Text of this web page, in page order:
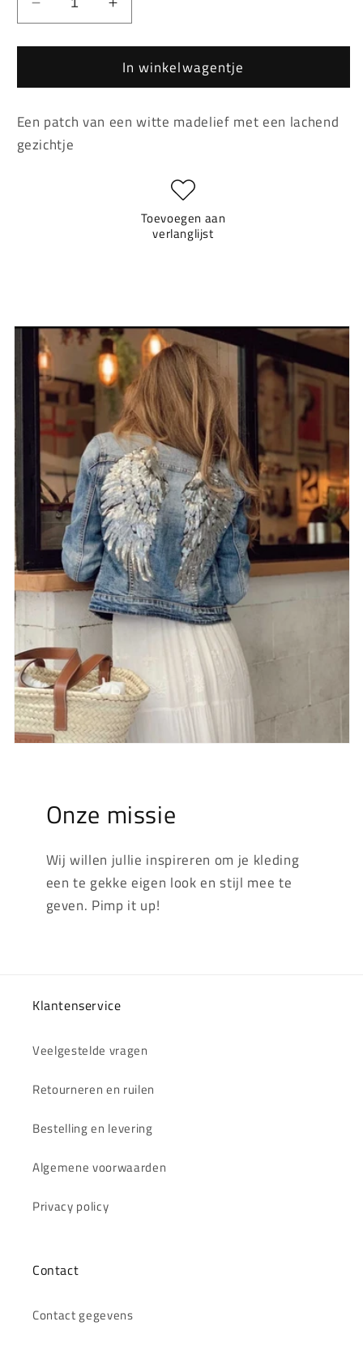
Aantal
verlagen
voor
Madelief
Lachend
Gezicht
Aantal
verhogen
voor
Witte
Madelief
Lachend
In winkelwagentje
Een patch van een witte madelief met een lachend
gezichtje
Toevoegen aan
verlanglijst
Onze missie
Wij willen jullie inspireren om je kleding
een te gekke eigen look en stijl mee te
geven. Pimp it up!
Klantenservice
Veelgestelde vragen
Retourneren en ruilen
Bestelling en levering
Algemene voorwaarden
Privacy policy
Contact
Contact gegevens